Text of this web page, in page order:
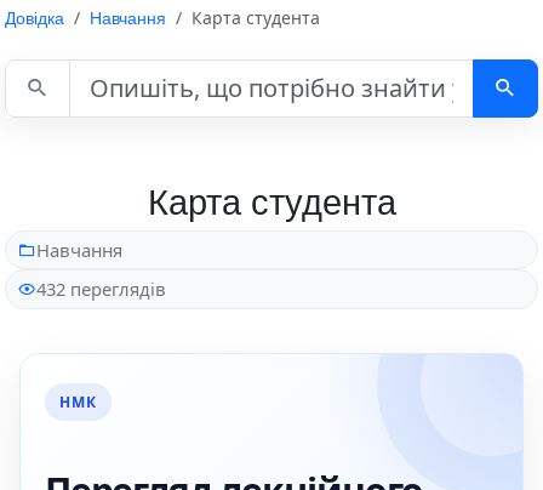
Довідка Навчання Карта студента
Пошук у довідці
Карта студента
Навчання
432 переглядів
НМК